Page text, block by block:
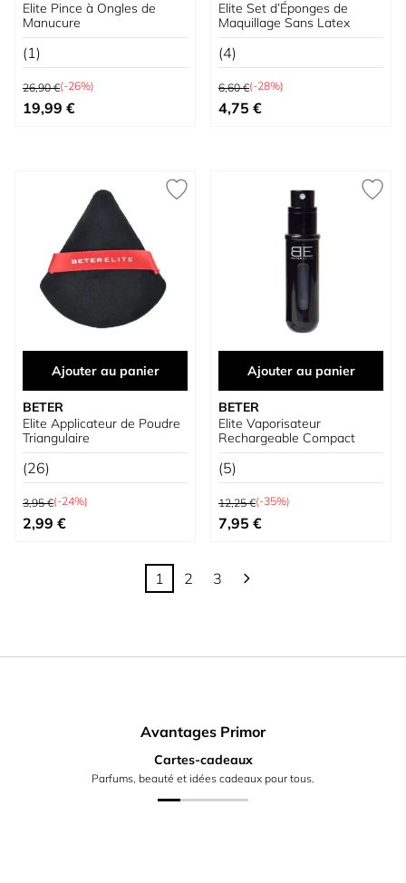
Elite Pince à Ongles de
Manucure
(1)
Prix normal
26,90 €(-26%)
Prix spécial
19,99 €
Elite Set d’Éponges de
Maquillage Sans Latex
(4)
Prix normal
6,60 €(-28%)
Prix spécial
4,75 €
Ajouter au panier
BETER
Elite Applicateur de Poudre
Triangulaire
(26)
Prix normal
3,95 €(-24%)
Prix spécial
2,99 €
Ajouter au panier
BETER
Elite Vaporisateur
Rechargeable Compact
(5)
Prix normal
12,25 €(-35%)
Prix spécial
7,95 €
Vous lisez actuellement la page
1
Page
2
Page
3
Avantages Primor
Cartes-cadeaux
Parfums, beauté et idées cadeaux pour tous.